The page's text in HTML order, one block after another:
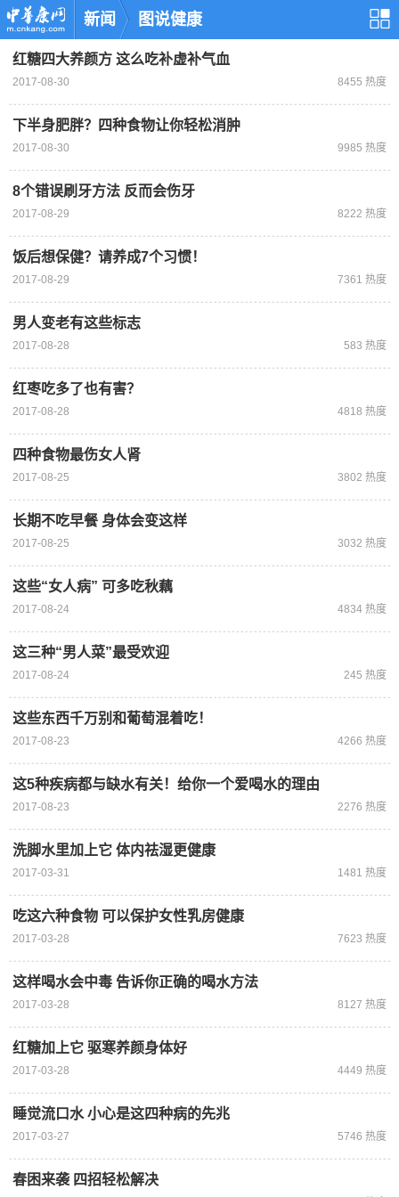
新闻 图说健康
红糖四大养颜方 这么吃补虚补气血
2017-08-30 8455 热度
下半身肥胖？四种食物让你轻松消肿
2017-08-30 9985 热度
8个错误刷牙方法 反而会伤牙
2017-08-29 8222 热度
饭后想保健？请养成7个习惯！
2017-08-29 7361 热度
男人变老有这些标志
2017-08-28 583 热度
红枣吃多了也有害？
2017-08-28 4818 热度
四种食物最伤女人肾
2017-08-25 3802 热度
长期不吃早餐 身体会变这样
2017-08-25 3032 热度
这些“女人病” 可多吃秋藕
2017-08-24 4834 热度
这三种“男人菜”最受欢迎
2017-08-24 245 热度
这些东西千万别和葡萄混着吃！
2017-08-23 4266 热度
这5种疾病都与缺水有关！给你一个爱喝水的理由
2017-08-23 2276 热度
洗脚水里加上它 体内祛湿更健康
2017-03-31 1481 热度
吃这六种食物 可以保护女性乳房健康
2017-03-28 7623 热度
这样喝水会中毒 告诉你正确的喝水方法
2017-03-28 8127 热度
红糖加上它 驱寒养颜身体好
2017-03-28 4449 热度
睡觉流口水 小心是这四种病的先兆
2017-03-27 5746 热度
春困来袭 四招轻松解决